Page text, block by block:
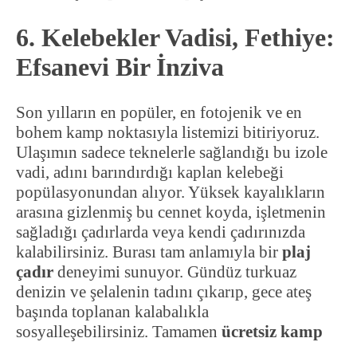
6. Kelebekler Vadisi, Fethiye:
Efsanevi Bir İnziva
Son yılların en popüler, en fotojenik ve en
bohem kamp noktasıyla listemizi bitiriyoruz.
Ulaşımın sadece teknelerle sağlandığı bu izole
vadi, adını barındırdığı kaplan kelebeği
popülasyonundan alıyor. Yüksek kayalıkların
arasına gizlenmiş bu cennet koyda, işletmenin
sağladığı çadırlarda veya kendi çadırınızda
kalabilirsiniz. Burası tam anlamıyla bir plaj
çadır deneyimi sunuyor. Gündüz turkuaz
denizin ve şelalenin tadını çıkarıp, gece ateş
başında toplanan kalabalıkla
sosyalleşebilirsiniz. Tamamen ücretsiz kamp